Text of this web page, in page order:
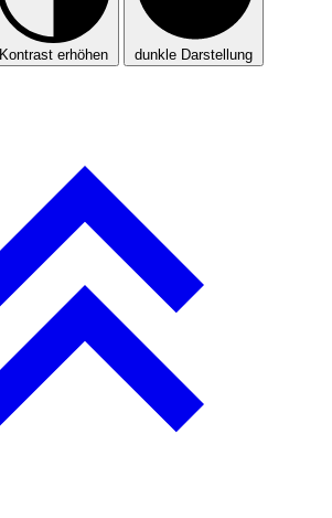
Kontrast erhöhen dunkle Darstellung